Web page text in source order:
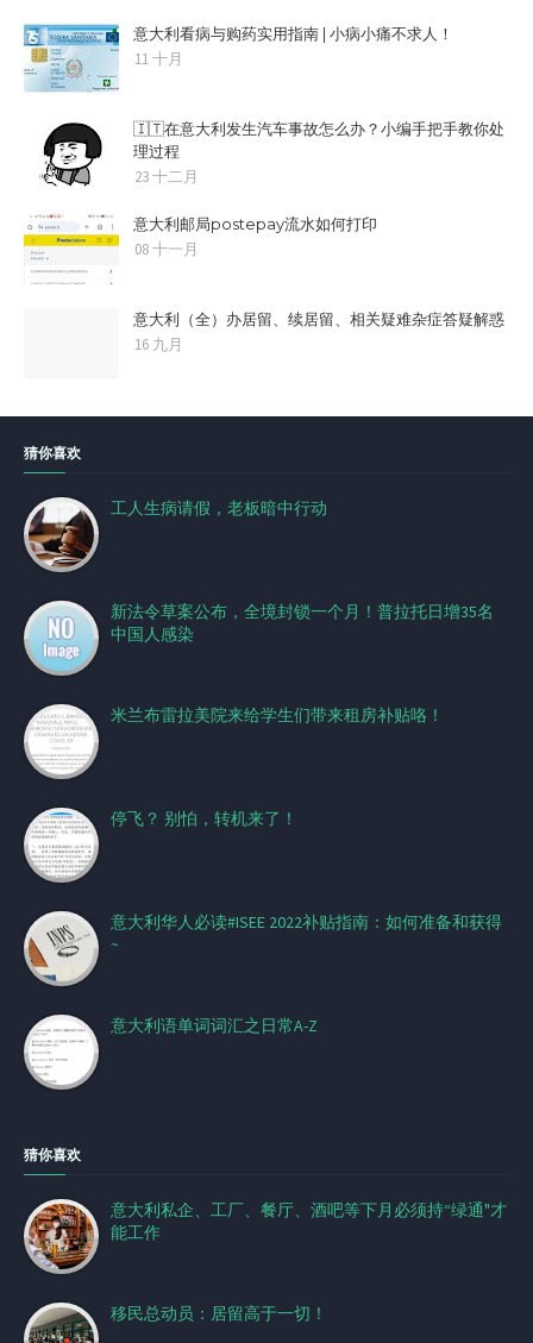
意大利看病与购药实用指南 | 小病小痛不求人！
11 十月
🇮🇹在意大利发生汽车事故怎么办？小编手把手教你处
理过程
23 十二月
意大利邮局postepay流水如何打印
08 十一月
意大利（全）办居留、续居留、相关疑难杂症答疑解惑
16 九月
猜你喜欢
工人生病请假，老板暗中行动
新法令草案公布，全境封锁一个月！普拉托日增35名
中国人感染
米兰布雷拉美院来给学生们带来租房补贴咯！
停飞？ 别怕，转机来了！
意大利华人必读#ISEE 2022补贴指南：如何准备和获得
~
意大利语单词词汇之日常A-Z
猜你喜欢
意大利私企、工厂、餐厅、酒吧等下月必须持“绿通"才
能工作
移民总动员：居留高于一切！